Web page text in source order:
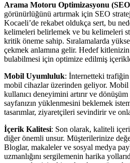
Arama Motoru Optimizasyonu
görünürlüğünü artırmak için SEO
Kocaeli’de rekabet oldukça sert, bu
kelimeleri belirlemek ve bu kelimeleri
kritik öneme sahip. Sıralamalarda
çekmek anlamına gelir. Hedef
bulabilmesi için optimize edilmiş
Mobil Uyumluluk: İnternetteki
mobil cihazlar üzerinden geliyor.
kullanıcı deneyimini artırır ve
sayfanızın yüklenmesini beklemek
tasarımlar, ziyaretçileri sevindirir ve
İçerik Kalitesi: Son olarak, kaliteli
diğer önemli unsur. Müşterilerinize
Bloglar, makaleler ve sosyal medya
uzmanlığını sergilemenin harika